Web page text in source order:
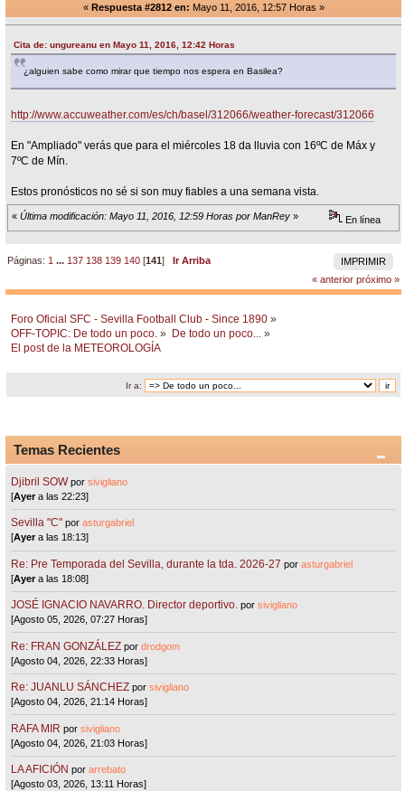
« Respuesta #2812 en: Mayo 11, 2016, 12:57 Horas »
Cita de: ungureanu en Mayo 11, 2016, 12:42 Horas
¿alguien sabe como mirar que tiempo nos espera en Basilea?
http://www.accuweather.com/es/ch/basel/312066/weather-forecast/312066
En "Ampliado" verás que para el miércoles 18 da lluvia con 16ºC de Máx y
7ºC de Mín.
Estos pronósticos no sé si son muy fiables a una semana vista.
« Última modificación: Mayo 11, 2016, 12:59 Horas por ManRey » En línea
IMPRIMIR
Páginas: 1 ... 137 138 139 140 [141]Ir Arriba
« anterior próximo »
Foro Oficial SFC - Sevilla Football Club - Since 1890 »
OFF-TOPIC: De todo un poco. » De todo un poco... »
El post de la METEOROLOGÍA
Ir a:
Temas Recientes
Djibril SOW porsivigliano
[Ayera las 22:23]
Sevilla "C"porasturgabriel
[Ayera las 18:13]
Re: Pre Temporada del Sevilla, durante la tda. 2026-27 porasturgabriel
[Ayera las 18:08]
JOSÉ IGNACIO NAVARRO. Director deportivo. porsivigliano
[Agosto 05, 2026, 07:27 Horas]
Re: FRAN GONZÁLEZ pordrodgom
[Agosto 04, 2026, 22:33 Horas]
Re: JUANLU SÁNCHEZ porsivigliano
[Agosto 04, 2026, 21:14 Horas]
RAFA MIR porsivigliano
[Agosto 04, 2026, 21:03 Horas]
LA AFICIÓN porarrebato
[Agosto 03, 2026, 13:11 Horas]